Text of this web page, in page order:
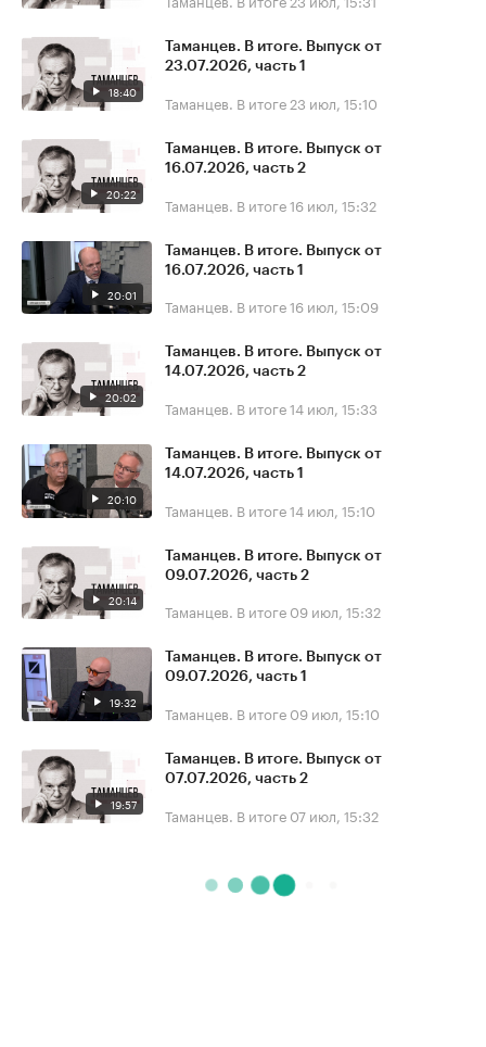
18:40
Таманцев. В итоге. Выпуск от
23.07.2026, часть 1
Таманцев. В итоге 23 июл, 15:10
20:22
Таманцев. В итоге. Выпуск от
16.07.2026, часть 2
Таманцев. В итоге16 июл, 15:32
20:01
Таманцев. В итоге. Выпуск от
16.07.2026, часть 1
Таманцев. В итоге16 июл, 15:09
20:02
Таманцев. В итоге. Выпуск от
14.07.2026, часть 2
Таманцев. В итоге14 июл, 15:33
20:10
Таманцев. В итоге. Выпуск от
14.07.2026, часть 1
Таманцев. В итоге14 июл, 15:10
20:14
Таманцев. В итоге. Выпуск от
09.07.2026, часть 2
Таманцев. В итоге 09 июл, 15:32
19:32
Таманцев. В итоге. Выпуск от
09.07.2026, часть 1
Таманцев. В итоге 09 июл, 15:10
19:57
Таманцев. В итоге. Выпуск от
07.07.2026, часть 2
Таманцев. В итоге 07 июл, 15:32